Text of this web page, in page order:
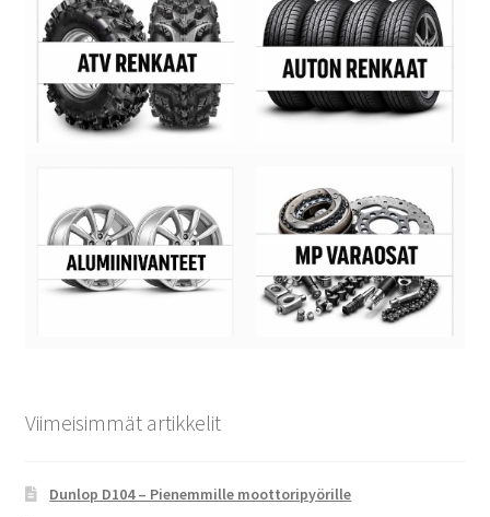
Viimeisimmät artikkelit
Dunlop D104 – Pienemmille moottoripyörille